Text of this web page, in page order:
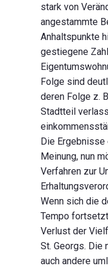
stark von
angestammte
Anhaltspunkte
gestiegene
Folge sind
deren Folge z.
Stadtteil
Die
Meinung, nun
Verfahren zur
Wenn sich die
Tempo
Verlust der
St. Georgs. Die
auch andere